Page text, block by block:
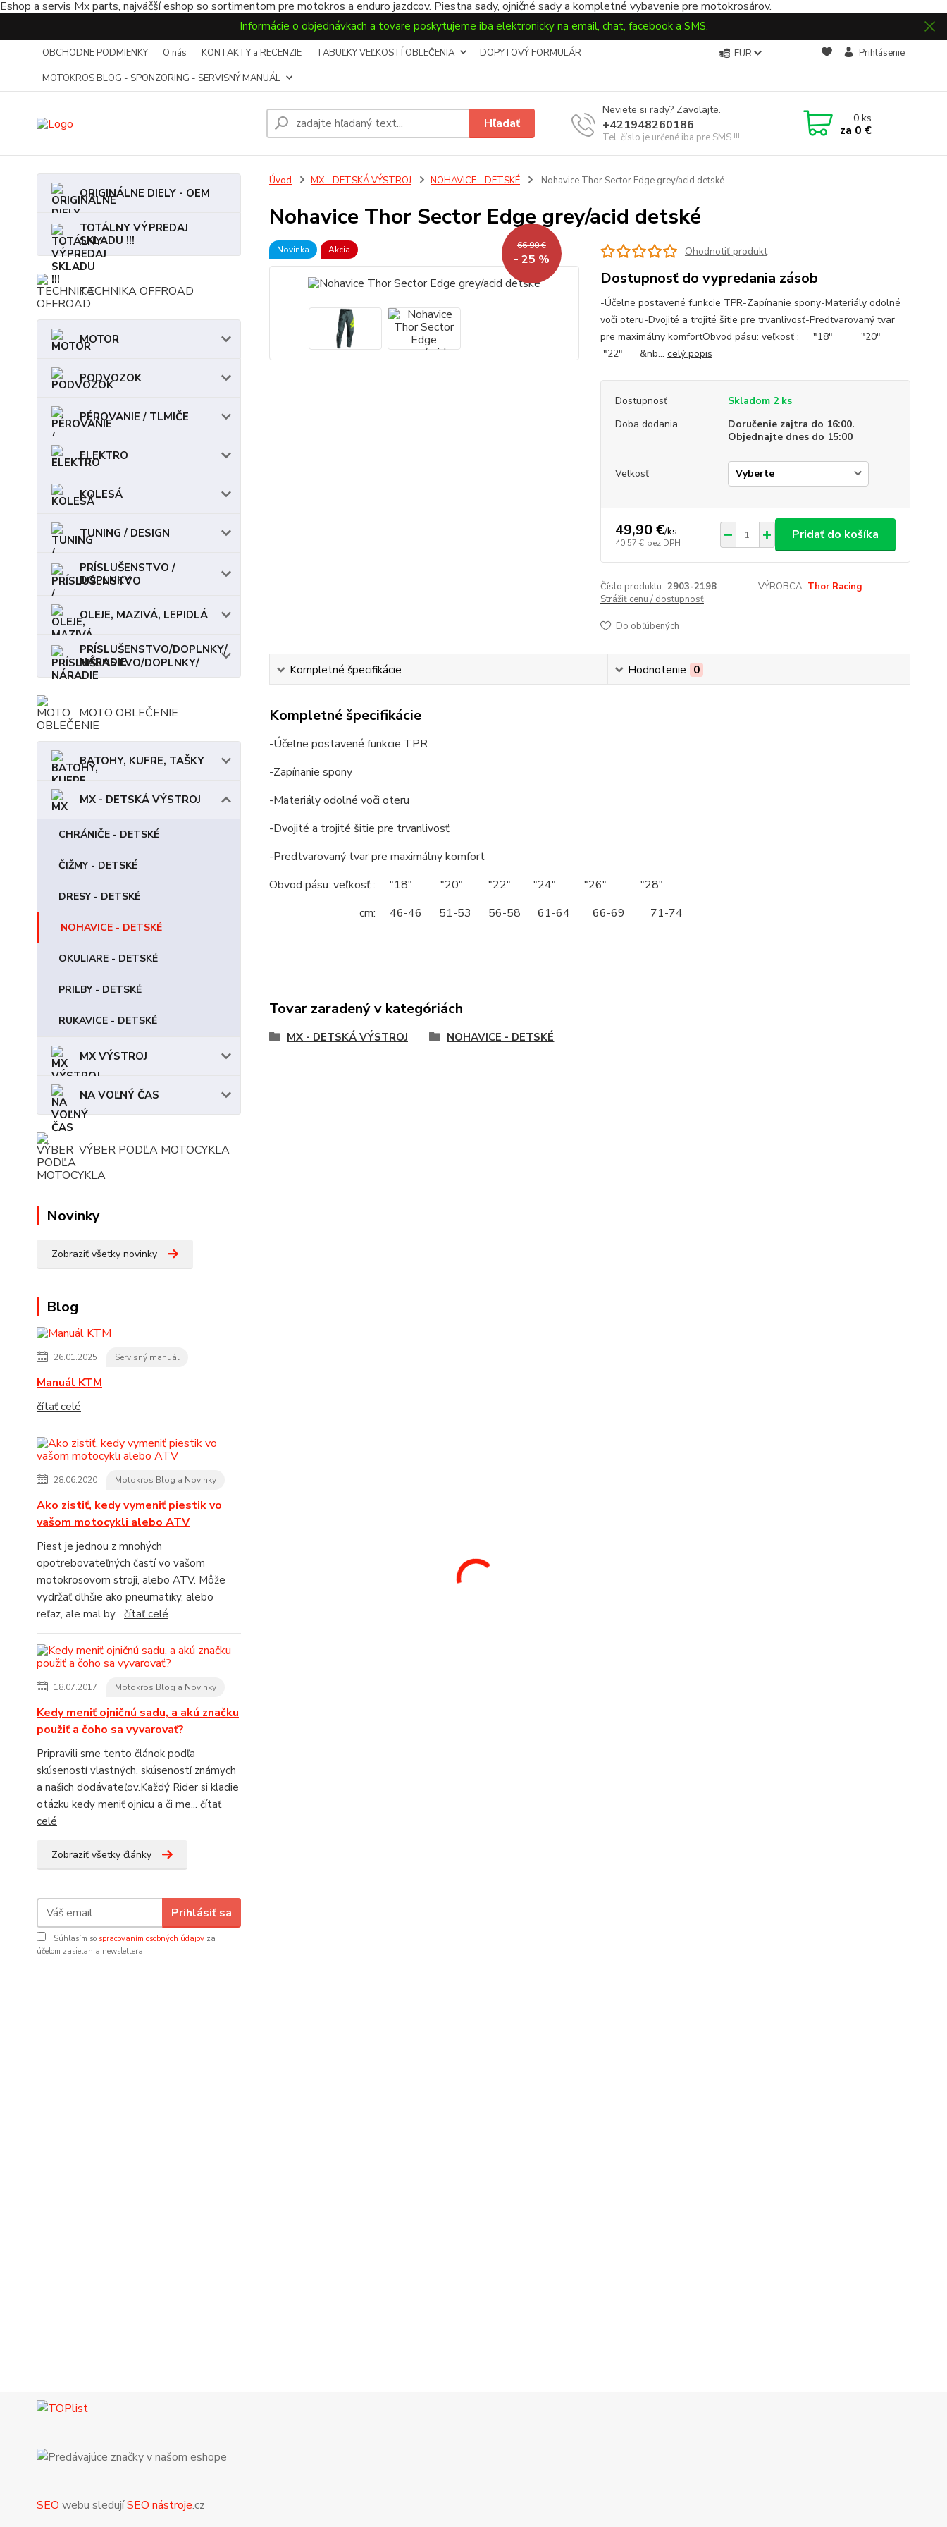
Eshop a servis Mx parts, najväčší eshop so sortimentom pre motokros a enduro jazdcov. Piestna sady, ojničné sady a kompletné vybavenie pre motokrosárov.
Informácie o objednávkach a tovare poskytujeme iba elektronicky na email, chat, facebook a SMS.
OBCHODNE PODMIENKY O nás KONTAKTY a RECENZIE TABUĽKY VEĽKOSTÍ OBLEČENIA
DOPYTOVÝ FORMULÁR
MOTOKROS BLOG - SPONZORING - SERVISNÝ MANUÁL
EUR Prihlásenie
Hľadať
Neviete si rady? Zavolajte.
+421948260186
Tel. číslo je určené iba pre SMS !!!
0ks
za 0 €
ORIGINÁLNE DIELY - OEM
TOTÁLNY VÝPREDAJ
SKLADU !!!
TECHNIKA OFFROAD
MOTOR
PODVOZOK
PÉROVANIE / TLMIČE
ELEKTRO
KOLESÁ
TUNING / DESIGN
PRÍSLUŠENSTVO /
DOPLNKY
OLEJE, MAZIVÁ, LEPIDLÁ
PRÍSLUŠENSTVO/DOPLNKY/
NÁRADIE
MOTO OBLEČENIE
BATOHY, KUFRE, TAŠKY
MX - DETSKÁ VÝSTROJ
CHRÁNIČE - DETSKÉ
ČIŽMY - DETSKÉ
DRESY - DETSKÉ
NOHAVICE - DETSKÉ
OKULIARE - DETSKÉ
PRILBY - DETSKÉ
RUKAVICE - DETSKÉ
MX VÝSTROJ
NA VOĽNÝ ČAS
VÝBER PODĽA MOTOCYKLA
Novinky
Zobraziť všetky novinky
Blog
26.01.2025 Servisný manuál
Manuál KTM
čítať celé
28.06.2020 Motokros Blog a Novinky
Ako zistiť, kedy vymeniť piestik vo
vašom motocykli alebo ATV
Piest je jednou z mnohých
opotrebovateľných častí vo vašom
motokrosovom stroji, alebo ATV. Môže
vydržať dlhšie ako pneumatiky, alebo
reťaz, ale mal by... čítať celé
18.07.2017 Motokros Blog a Novinky
Kedy meniť ojničnú sadu, a akú značku
použiť a čoho sa vyvarovať?
Pripravili sme tento článok podľa
skúseností vlastných, skúseností známych
a našich dodávateľov.Každý Rider si kladie
otázku kedy meniť ojnicu a či me... čítať
celé
Zobraziť všetky články
Prihlásiť sa
Súhlasím so spracovaním osobných údajov za
účelom zasielania newslettera.
Úvod MX - DETSKÁ VÝSTROJ NOHAVICE - DETSKÉ Nohavice Thor Sector Edge grey/acid detské
Nohavice Thor Sector Edge grey/acid detské
Novinka Akcia 66,90 €
- 25 %
Ohodnotiť produkt
Dostupnosť do vypredania zásob
-Účelne postavené funkcie TPR-Zapínanie spony-Materiály odolné
voči oteru-Dvojité a trojité šitie pre trvanlivosť-Predtvarovaný tvar
pre maximálny komfortObvod pásu: veľkosť : "18" "20"
"22" &nb... celý popis
Dostupnosť
Skladom 2 ks
Doba dodania
Doručenie zajtra do 16:00.
Objednajte dnes do 15:00
Velkosť
49,90 €/ks
40,57 € bez DPH
Pridať do košíka
Číslo produktu: 2903-2198 VÝROBCA: Thor Racing
Strážiť cenu / dostupnosť
Do obľúbených
Kompletné špecifikácie Hodnotenie 0
Kompletné špecifikácie
-Účelne postavené funkcie TPR
-Zapínanie spony
-Materiály odolné voči oteru
-Dvojité a trojité šitie pre trvanlivosť
-Predtvarovaný tvar pre maximálny komfort
Obvod pásu: veľkosť : "18" "20" "22" "24" "26" "28"
cm: 46-46 51-53 56-58 61-64 66-69 71-74
Tovar zaradený v kategóriách
MX - DETSKÁ VÝSTROJ NOHAVICE - DETSKÉ
SEO webu sledujíSEO nástroje.cz